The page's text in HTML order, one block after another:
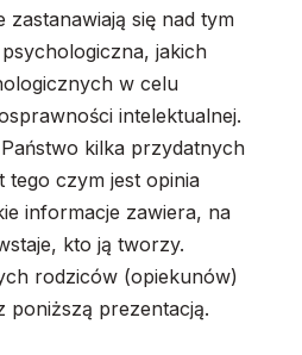
zastanawiają się nad tym
jakich
w celu
intelektualnej.
kilka przydatnych
tego czym jest opinia
informacje zawiera, na
kto ją tworzy.
rodziców (opiekunów)
poniższą prezentacją.